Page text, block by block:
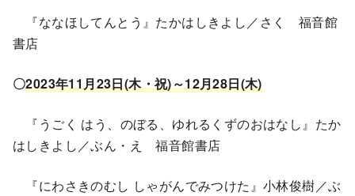
『ななほしてんとう』たかはしきよし／さく 福音館
書店
〇2023年11月23日(木・祝)～12月28日(木)
『うごく はう、のぼる、ゆれるくずのおはなし』たか
はしきよし／ぶん・え 福音館書店
『にわさきのむし しゃがんでみつけた』小林俊樹／ぶ